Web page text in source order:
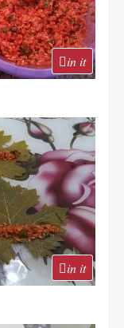
in it
in it